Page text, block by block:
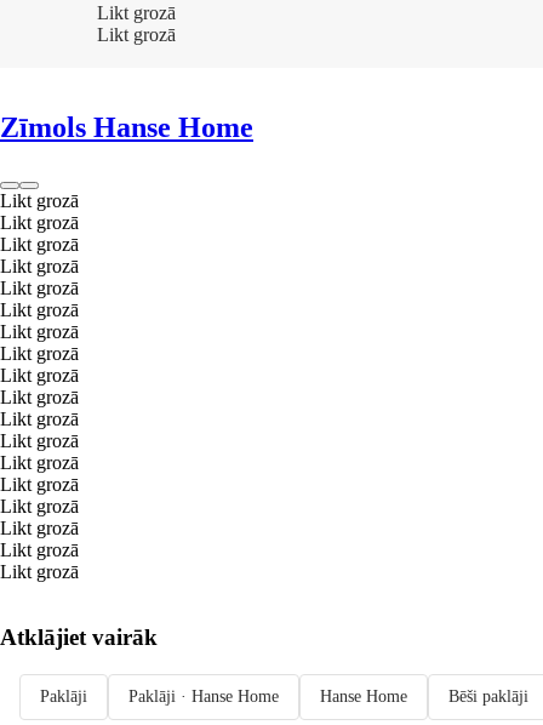
Likt grozā
Likt grozā
Zīmols Hanse Home
Likt grozā
Likt grozā
Likt grozā
Likt grozā
Likt grozā
Likt grozā
Likt grozā
Likt grozā
Likt grozā
Likt grozā
Likt grozā
Likt grozā
Likt grozā
Likt grozā
Likt grozā
Likt grozā
Likt grozā
Likt grozā
Atklājiet vairāk
Paklāji Paklāji · Hanse Home Hanse Home Bēši paklāji